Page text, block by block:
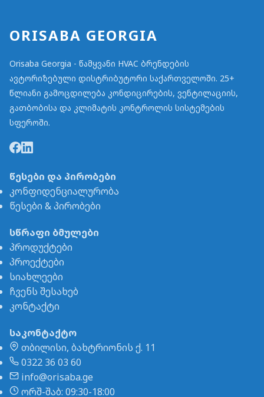
ORISABA GEORGIA
Orisaba Georgia - წამყვანი HVAC ბრენდების
ავტორიზებული დისტრიბუტორი საქართველოში. 25+
წლიანი გამოცდილება კონდიცირების, ვენტილაციის,
გათბობისა და კლიმატის კონტროლის სისტემების
სფეროში.
წესები და პირობები
კონფიდენციალურობა
წესები & პირობები
სწრაფი ბმულები
პროდუქტები
პროექტები
სიახლეები
ჩვენს შესახებ
კონტაქტი
საკონტაქტო
თბილისი, ბახტრიონის ქ. 11
0322 36 03 60
info@orisaba.ge
ორშ-შაბ: 09:30-18:00